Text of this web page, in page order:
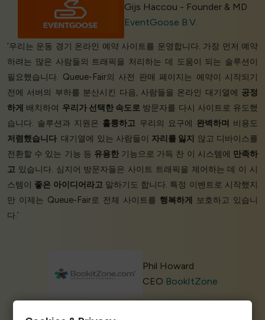
Gijs Haccou - Founder & MD
EventGoose B.V.
‘우리는 운동 경기 온라인 예약 사이트를 운영합니다. 가장 먼저 예약
하려는 많은 사람들의 트래픽을 처리하는 데 도움이 되는 솔루션이
필요했습니다. Queue-Fair의 사전 판매 페이지는 예약이 시작되기
전에 서버의 부하를 분산시킨 다음, 사람들을 온라인 대기열에 공정
하게 배치하여 우리가 선택한 속도로 방문자를 다시 사이트로 유도했
습니다. 솔루션과 지원은 훌륭하고 우리의 요구에 완벽하며 비용도
저렴했습니다 . 대기열에 있는 사람들이 자리를 잃지 않고 디바이스를
전환할 수 있는 기능 등 유용한기능으로 가득 찬 이 시스템에 만족하
고 있습니다. 심지어 방문자들은 사이트 트래픽을 제어하는 데 이 시
스템이 좋은 아이디어라고 말하기도 합니다. 특정 이벤트로 시작했지
만 이제는 Queue-Fair로 전체 사이트를 행복하게 보호하고 있습니
다.’
Phil Howard
CEO BookItZone